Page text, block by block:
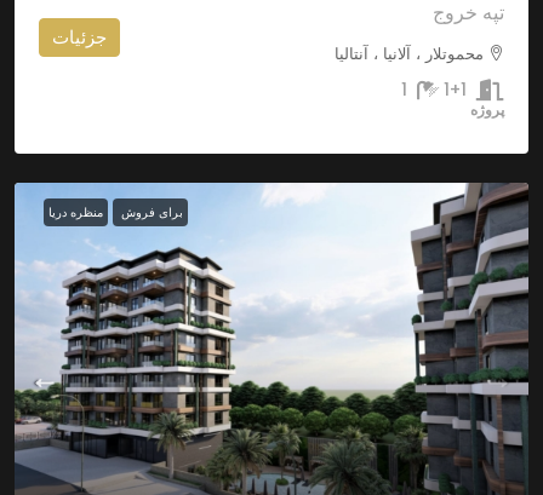
تپه خروج
محموتلار ، آلانیا ، آنتالیا
1+1
1
پروژه
جزئیات
برای فروش منظره دریا